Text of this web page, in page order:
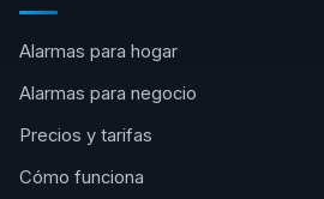
Alarmas para hogar
Alarmas para negocio
Precios y tarifas
Cómo funciona